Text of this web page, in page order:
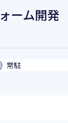
ーム開発
常駐